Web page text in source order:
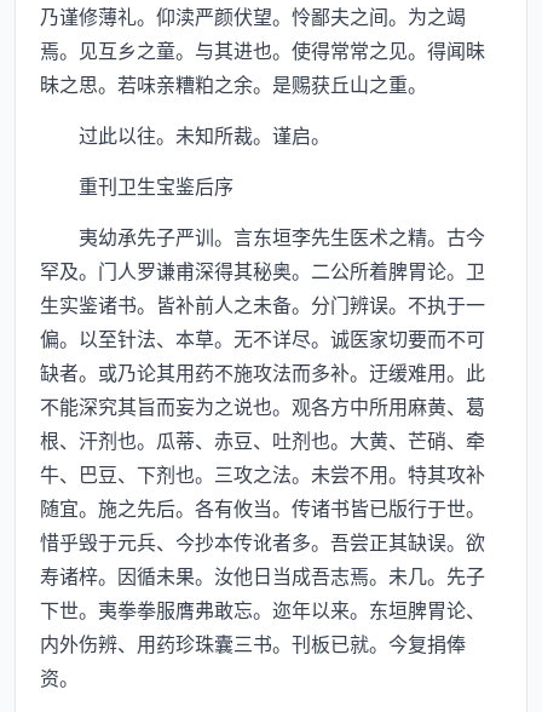
乃谨修薄礼。仰渎严颜伏望。怜鄙夫之间。为之竭
焉。见互乡之童。与其进也。使得常常之见。得闻昧
昧之思。若味亲糟粕之余。是赐获丘山之重。
过此以往。未知所裁。谨启。
重刊卫生宝鉴后序
夷幼承先子严训。言东垣李先生医术之精。古今
罕及。门人罗谦甫深得其秘奥。二公所着脾胃论。卫
生实鉴诸书。皆补前人之未备。分门辨误。不执于一
偏。以至针法、本草。无不详尽。诚医家切要而不可
缺者。或乃论其用药不施攻法而多补。迂缓难用。此
不能深究其旨而妄为之说也。观各方中所用麻黄、葛
根、汗剂也。瓜蒂、赤豆、吐剂也。大黄、芒硝、牵
牛、巴豆、下剂也。三攻之法。未尝不用。特其攻补
随宜。施之先后。各有攸当。传诸书皆已版行于世。
惜乎毁于元兵、今抄本传讹者多。吾尝正其缺误。欲
寿诸梓。因循未果。汝他日当成吾志焉。未几。先子
下世。夷拳拳服膺弗敢忘。迩年以来。东垣脾胃论、
内外伤辨、用药珍珠囊三书。刊板已就。今复捐俸
资。